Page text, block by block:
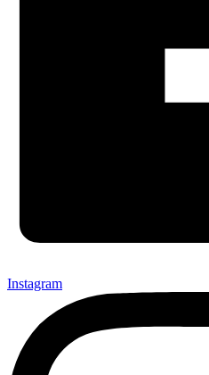
Instagram